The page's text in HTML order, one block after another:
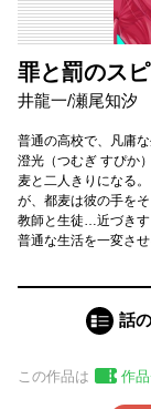
罪と罰のス
井龍一/瀬尾知汐
普通の高校で、凡庸
澄光（つむぎ すぴか
麦と二人きりになる
が、都麦は彼の手を
教師と生徒…近づきす
普通な生活を一変させ
話
この作品は 作